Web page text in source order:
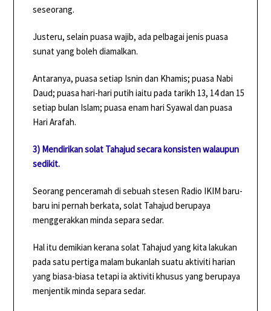
seseorang.
Justeru, selain puasa wajib, ada pelbagai jenis puasa
sunat yang boleh diamalkan.
Antaranya, puasa setiap Isnin dan Khamis; puasa Nabi
Daud; puasa hari-hari putih iaitu pada tarikh 13, 14 dan 15
setiap bulan Islam; puasa enam hari Syawal dan puasa
Hari Arafah.
3) Mendirikan solat Tahajud secara konsisten walaupun
sedikit.
Seorang penceramah di sebuah stesen Radio IKIM baru-
baru ini pernah berkata, solat Tahajud berupaya
menggerakkan minda separa sedar.
Hal itu demikian kerana solat Tahajud yang kita lakukan
pada satu pertiga malam bukanlah suatu aktiviti harian
yang biasa-biasa tetapi ia aktiviti khusus yang berupaya
menjentik minda separa sedar.